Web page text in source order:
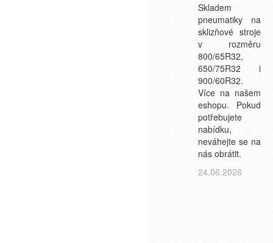
Skladem
pneumatiky na
sklizňové stroje
v rozměru
800/65R32,
650/75R32 i
900/60R32.
Více na našem
eshopu. Pokud
potřebujete
nabídku,
neváhejte se na
nás obrátit.
24.06.2026